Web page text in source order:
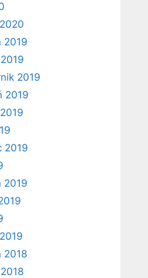
2019
2019
2019
2019
2019
2018